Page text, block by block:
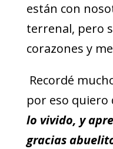
están con
terrenal, pero
corazones y
Recordé
por eso quiero
lo vivido, y
gracias